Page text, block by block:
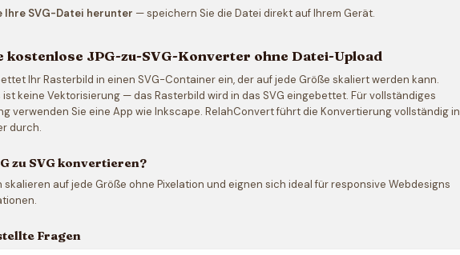
Ihre SVG-Datei herunter — speichern Sie die Datei direkt auf Ihrem Gerät.
kostenlose JPG-zu-SVG-Konverter ohne Datei-Upload
Ihr Rasterbild in einen SVG-Container ein, der auf jede Größe skaliert werden kann.
ist keine Vektorisierung — das Rasterbild wird in das SVG eingebettet. Für vollständiges
verwenden Sie eine App wie Inkscape. RelahConvert führt die Konvertierung vollständig in
durch.
zu SVG konvertieren?
skalieren auf jede Größe ohne Pixelation und eignen sich ideal für responsive Webdesigns
Fragen